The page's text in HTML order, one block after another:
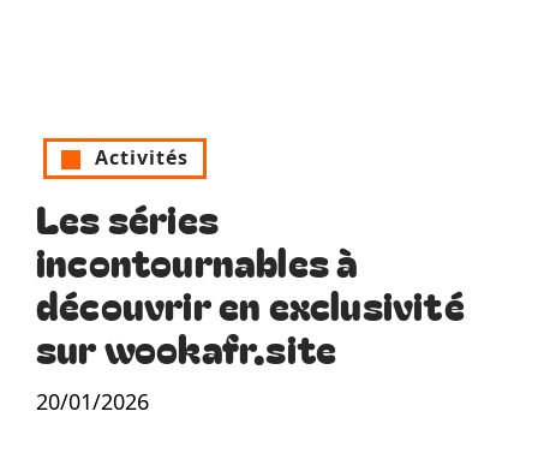
Activités
Les séries
incontournables à
découvrir en exclusivité
sur wookafr.site
20/01/2026